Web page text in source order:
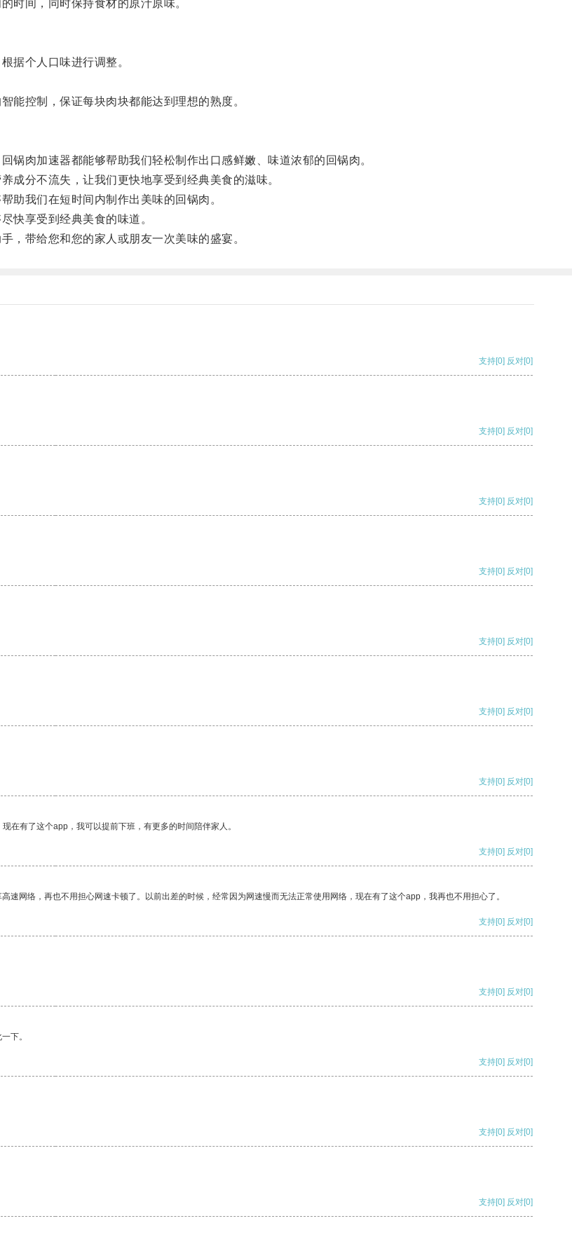
间，同时保持食材的原汁原味。
据个人口味进行调整。
控制，保证每块肉块都能达到理想的熟度。
肉加速器都能够帮助我们轻松制作出口感鲜嫩、味道浓郁的回锅肉。
分不流失，让我们更快地享受到经典美食的滋味。
我们在短时间内制作出美味的回锅肉。
享受到经典美食的味道。
带给您和您的家人或朋友一次美味的盛宴。
支持[0] 反对[0]
支持[0] 反对[0]
支持[0] 反对[0]
支持[0] 反对[0]
支持[0] 反对[0]
支持[0] 反对[0]
支持[0] 反对[0]
在有了这个app，我可以提前下班，有更多的时间陪伴家人。
支持[0] 反对[0]
网络，再也不用担心网速卡顿了。以前出差的时候，经常因为网速慢而无法正常使用网络，现在有了这个app，我再也不用担心了。
支持[0] 反对[0]
支持[0] 反对[0]
下。
支持[0] 反对[0]
支持[0] 反对[0]
支持[0] 反对[0]